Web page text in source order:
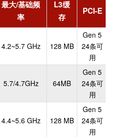
最大/基础频
率
L3缓
存
PCI-E
4.2~5.7 GHz 128 MB
Gen 5
24条可
用
5.7/4.7GHz 64MB
Gen 5
24条可
用
4.4~5.6 GHz 128 MB
Gen 5
24条可
用